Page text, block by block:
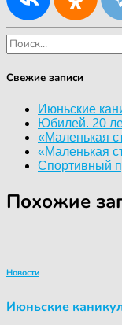
Найти:
Свежие записи
Июньские
Юбилей. 20
«Маленькая
«Маленькая
Спортивный
Похожие
Новости
Июньские